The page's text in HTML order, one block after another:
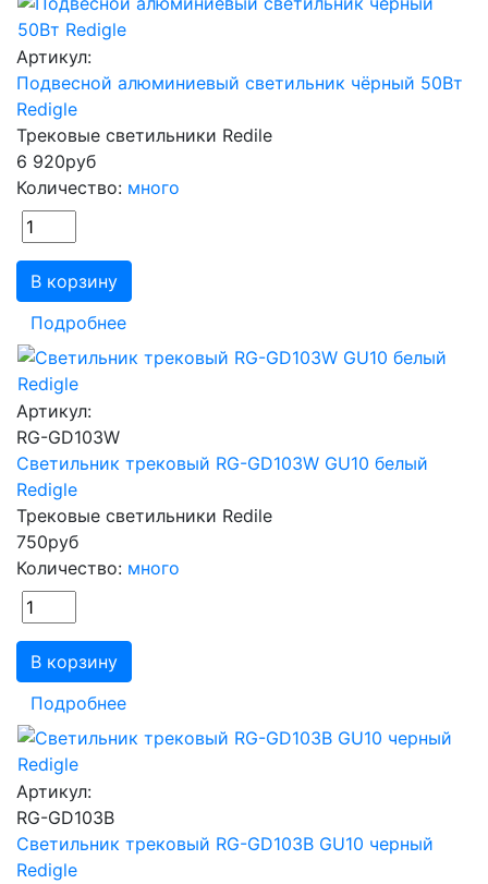
Артикул:
Подвесной алюминиевый светильник чёрный 50Вт
Redigle
Трековые светильники Redile
6 920руб
Количество: много
В корзину
Подробнее
Артикул:
RG-GD103W
Светильник трековый RG-GD103W GU10 белый
Redigle
Трековые светильники Redile
750руб
Количество: много
В корзину
Подробнее
Артикул:
RG-GD103B
Светильник трековый RG-GD103B GU10 черный
Redigle